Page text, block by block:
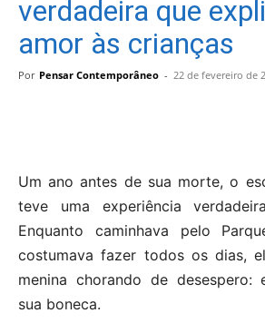
verdadeira que
amor às crianças
Por Pensar Contemporâneo - 22 de fevereiro de
Um ano antes de sua morte, o
teve uma experiência
Enquanto caminhava pelo
costumava fazer todos os dias,
menina chorando de desespero:
sua boneca.